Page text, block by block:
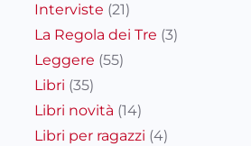
Interviste (21)
La Regola dei Tre (3)
Leggere (55)
Libri (35)
Libri novità (14)
Libri per ragazzi (4)